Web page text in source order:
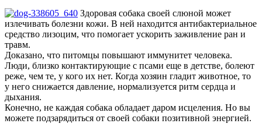
Здоровая собака своей слюной может
излечивать болезни кожи. В ней находится антибактериальное
средство лизоцим, что помогает ускорить заживление ран и
травм.
Доказано, что питомцы повышают иммунитет человека.
Люди, близко контактирующие с псами еще в детстве, болеют
реже, чем те, у кого их нет. Когда хозяин гладит животное, то
у него снижается давление, нормализуется ритм сердца и
дыхания.
Конечно, не каждая собака обладает даром исцеления. Но вы
можете подзарядиться от своей собаки позитивной энергией.